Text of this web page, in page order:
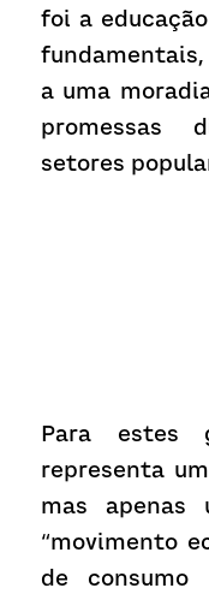
foi a
fundamentais,
a uma
promessas
setores
Para estes
representa
mas apenas
“movimento
de